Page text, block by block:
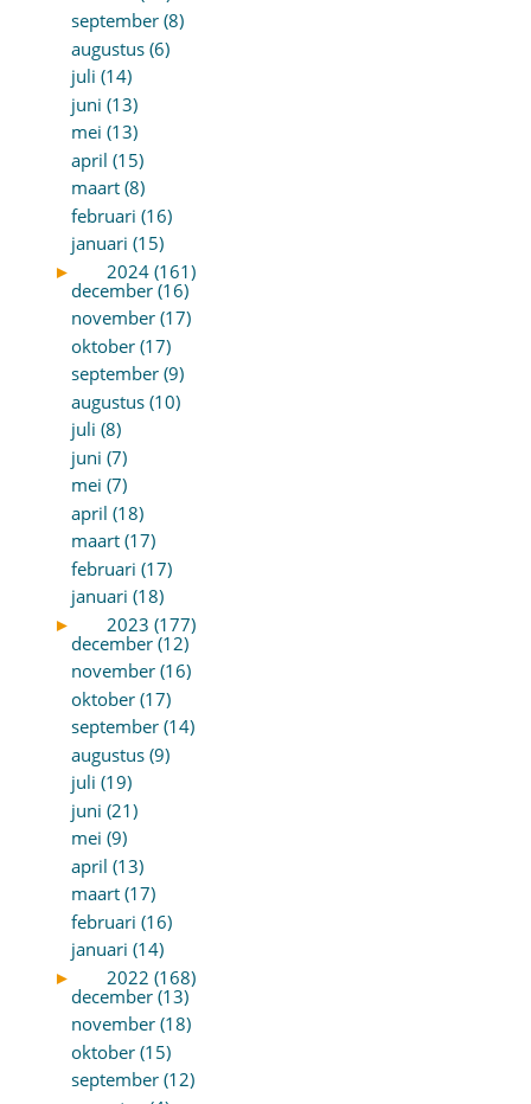
september (8)
augustus (6)
juli (14)
juni (13)
mei (13)
april (15)
maart (8)
februari (16)
januari (15)
►
2024 (161)
december (16)
november (17)
oktober (17)
september (9)
augustus (10)
juli (8)
juni (7)
mei (7)
april (18)
maart (17)
februari (17)
januari (18)
►
2023 (177)
december (12)
november (16)
oktober (17)
september (14)
augustus (9)
juli (19)
juni (21)
mei (9)
april (13)
maart (17)
februari (16)
januari (14)
►
2022 (168)
december (13)
november (18)
oktober (15)
september (12)